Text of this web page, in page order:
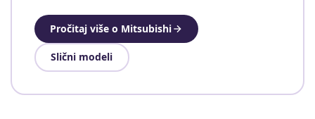
Pročitaj više o Mitsubishi
Slični modeli